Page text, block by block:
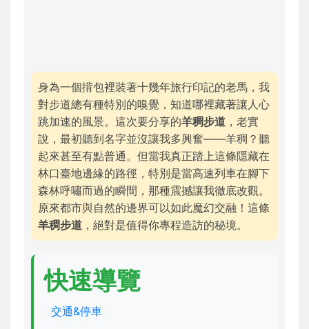
身為一個揹包裡裝著十幾年旅行印記的老馬，我
對步道總有種特別的嗅覺，知道哪裡藏著讓人心
跳加速的風景。這次要分享的羊稠步道 ，老實
說，最初聽到名字並沒讓我多興奮——羊稠？聽
起來甚至有點普通。但當我真正踏上這條隱藏在
林口臺地邊緣的路徑，特別是當高速列車在腳下
森林呼嘯而過的瞬間，那種震撼讓我徹底改觀。
原來都市與自然的邊界可以如此魔幻交融！這條
羊稠步道 ，絕對是值得你專程造訪的秘境。
快速導覽
交通&停車